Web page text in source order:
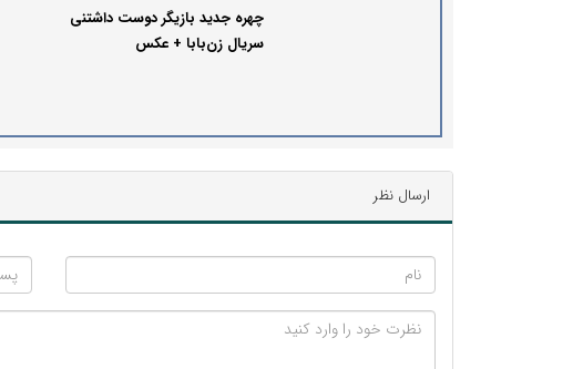
چهره جدید بازیگر دوست داشتنی
سریال زن‌بابا + عکس
ارسال نظر